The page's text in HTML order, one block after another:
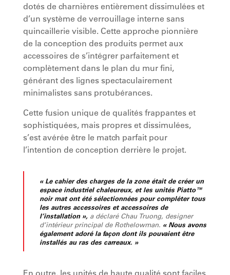
dotés de charnières entièrement dissimulées et
d’un système de verrouillage interne sans
quincaillerie visible. Cette approche pionnière
de la conception des produits permet aux
accessoires de s’intégrer parfaitement et
complètement dans le plan du mur fini,
générant des lignes spectaculairement
minimalistes sans protubérances.
Cette fusion unique de qualités frappantes et
sophistiquées, mais propres et dissimulées,
s’est avérée être le match parfait pour
l’intention de conception derrière le projet.
« Le cahier des charges de la zone était de créer un
espace industriel chaleureux, et les unités Piatto™
noir mat ont été sélectionnées pour compléter tous
les autres accessoires et accessoires de
l’installation », a déclaré Chau Truong, designer
d’intérieur principal de Rothelowman. « Nous avons
également adoré la façon dont ils pouvaient être
installés au ras des carreaux. »